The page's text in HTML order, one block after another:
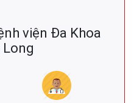
viện Đa Khoa
Long